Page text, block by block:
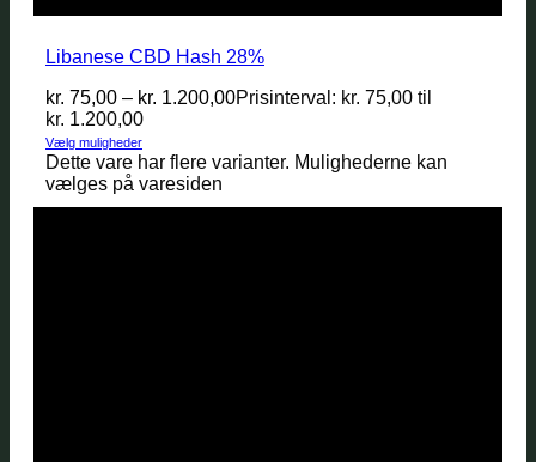
Libanese CBD Hash 28%
kr. 75,00 – kr. 1.200,00Prisinterval: kr. 75,00 til
kr. 1.200,00
Vælg muligheder
Dette vare har flere varianter. Mulighederne kan
vælges på varesiden